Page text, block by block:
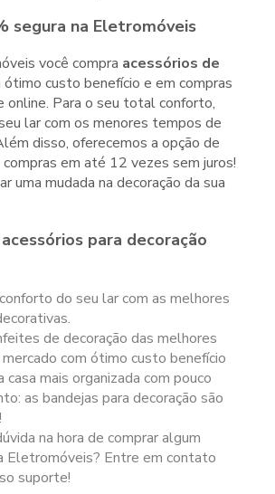
segura na Eletromóveis
você compra acessórios de
ótimo custo benefício e em compras
online. Para o seu total conforto,
lar com os menores tempos de
disso, oferecemos a opção de
compras em até 12 vezes sem juros!
uma mudada na decoração da sua
para decoração
do seu lar com as melhores
de decoração das melhores
com ótimo custo benefício
casa mais organizada com pouco
as bandejas para decoração são
na hora de comprar algum
Eletromóveis? Entre em contato
suporte!